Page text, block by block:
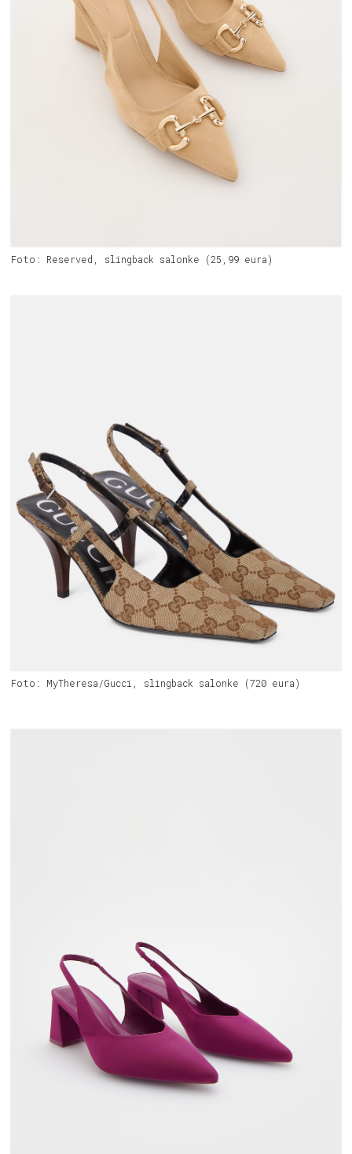
Foto: Reserved, slingback salonke (25,99 eura)
Foto: MyTheresa/Gucci, slingback salonke (720 eura)